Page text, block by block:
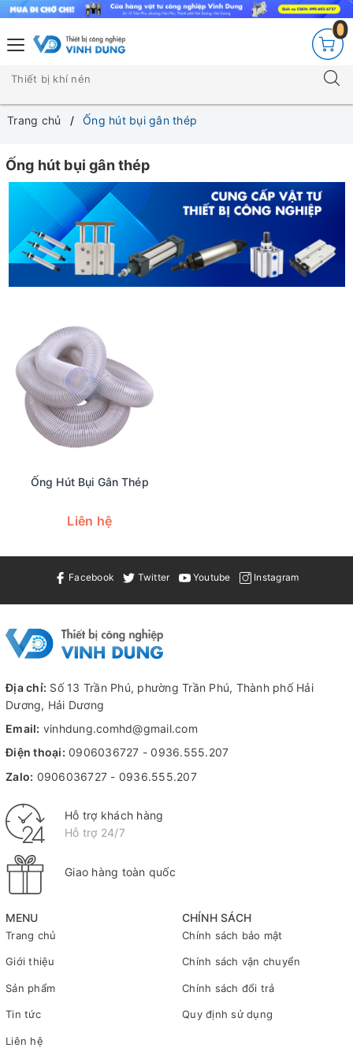
0
Trang chủ Ống hút bụi gân thép
Ống hút bụi gân thép
Ống Hút Bụi Gân Thép
Liên hệ
Facebook Twitter Youtube Instagram
MENU
Trang chủ
Giới thiệu
Sản phẩm
Tin tức
Liên hệ
CHÍNH SÁCH
Chính sách bảo mật
Chính sách vận chuyển
Chính sách đổi trả
Quy định sử dụng
Địa chỉ: Số 13 Trần Phú, phường Trần Phú, Thành phố Hải
Dương, Hải Dương
Email: vinhdung.comhd@gmail.com
Điện thoại: 0906036727 -0936.555.207
Zalo: 0906036727 - 0936.555.207
Hỗ trợ khách hàng
Hỗ trợ 24/7
Giao hàng toàn quốc